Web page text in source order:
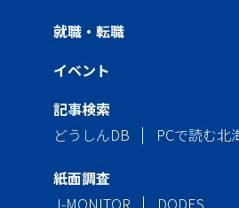
就職・転職
イベント
記事検索
どうしんDB
PCで読む北
紙面調査
J-MONITOR
DODES